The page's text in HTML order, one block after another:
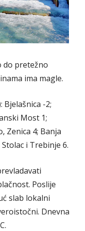
do pretežno
ima magle.
Bjelašnica -2;
Most 1;
Zenica 4; Banja
i Trebinje 6.
Poslije
slab lokalni
Dnevna